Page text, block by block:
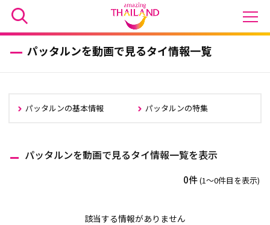
パッタルンを動画で見るタイ情報一覧
パッタルンの基本情報 パッタルンの特集
パッタルンを動画で見るタイ情報一覧を表示
0件(1〜0件目を表示)
該当する情報がありません